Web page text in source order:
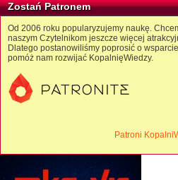
Zostań Patronem
Od 2006 roku popularyzujemy naukę.
naszym Czytelnikom jeszcze więcej
Dlatego postanowiliśmy poprosić o
pomóż nam rozwijać KopalnięWiedzy.
Patroni